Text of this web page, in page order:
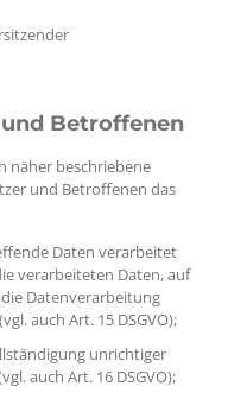
Betroffenen
näher beschriebene
und Betroffenen das
Daten verarbeitet
verarbeiteten Daten, auf
Datenverarbeitung
auch Art. 15 DSGVO);
unrichtiger
auch Art. 16 DSGVO);